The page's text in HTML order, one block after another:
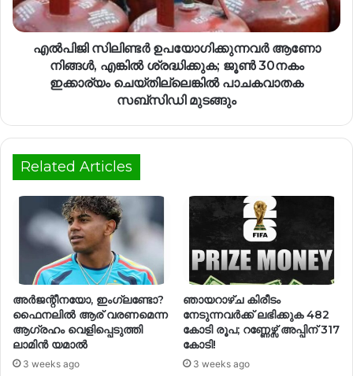
എൽപിജി സിലിണ്ടർ ഉപയോഗിക്കുന്നവർ ആണോ
നിങ്ങൾ, എങ്കിൽ ശ്രദ്ധിക്കുക; ജൂൺ 30നകം
ഇക്കാര്യം ചെയ്തില്ലെങ്കിൽ പാചകവാതക
സബ്‌സിഡി മുടങ്ങും
Related Articles
അര്‍ജന്റീനയോ, ഇംഗ്ലണ്ടോ?
ഫൈനലില്‍ ആര് വരണമെന്ന
ആഗ്രഹം വെളിപ്പെടുത്തി
ലാമിൻ യമാല്‍
3 weeks ago
ഞായറാഴ്ച കിരീടം
നേടുന്നവർക്ക് ലഭിക്കുക 482
കോടി രൂപ; റണ്ണേഴ്സ് അപ്പിന് 317
കോടി!
3 weeks ago